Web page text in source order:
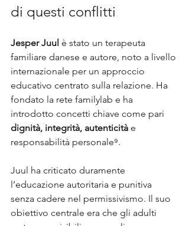
di questi conflitti
Jesper Juul è stato un terapeuta
familiare danese e autore, noto a livello
internazionale per un approccio
educativo centrato sulla relazione. Ha
fondato la rete familylab e ha
introdotto concetti chiave come pari
dignità, integrità, autenticità e
responsabilità personale⁹.
Juul ha criticato duramente
l’educazione autoritaria e punitiva
senza cadere nel permissivismo. Il suo
obiettivo centrale era che gli adulti